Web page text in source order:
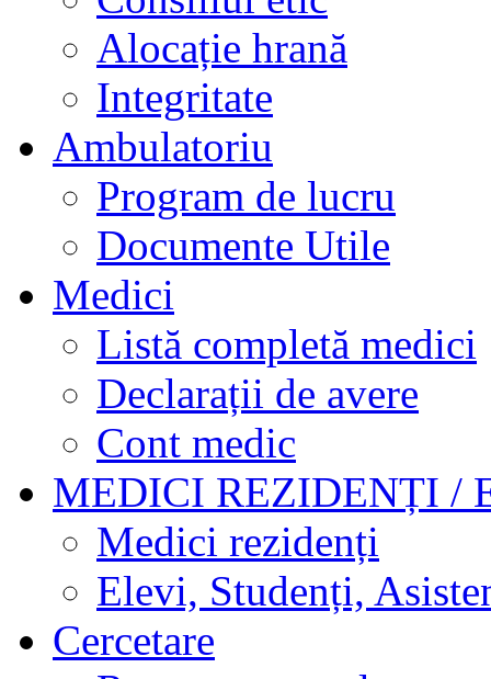
Alocație hrană
Integritate
Ambulatoriu
Program de lucru
Documente Utile
Medici
Listă completă medici
Declarații de avere
Cont medic
MEDICI REZIDENȚI /
Medici rezidenți
Elevi, Studenți,
Cercetare